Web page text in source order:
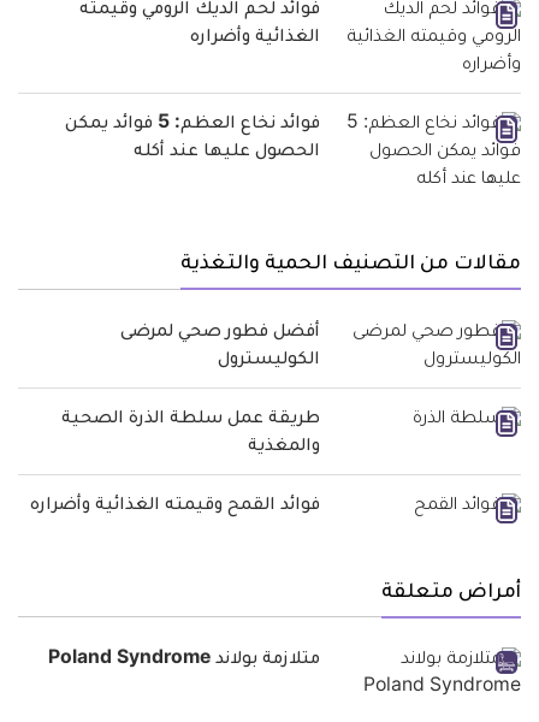
فوائد لحم الديك الرومي وقيمته
الغذائية وأضراره
فوائد نخاع العظم: 5 فوائد يمكن
الحصول عليها عند أكله
مقالات من التصنيف الحمية والتغذية
أفضل فطور صحي لمرضى
الكوليسترول
طريقة عمل سلطة الذرة الصحية
والمغذية
فوائد القمح وقيمته الغذائية وأضراره
أمراض متعلقة
متلازمة بولاند Poland Syndrome